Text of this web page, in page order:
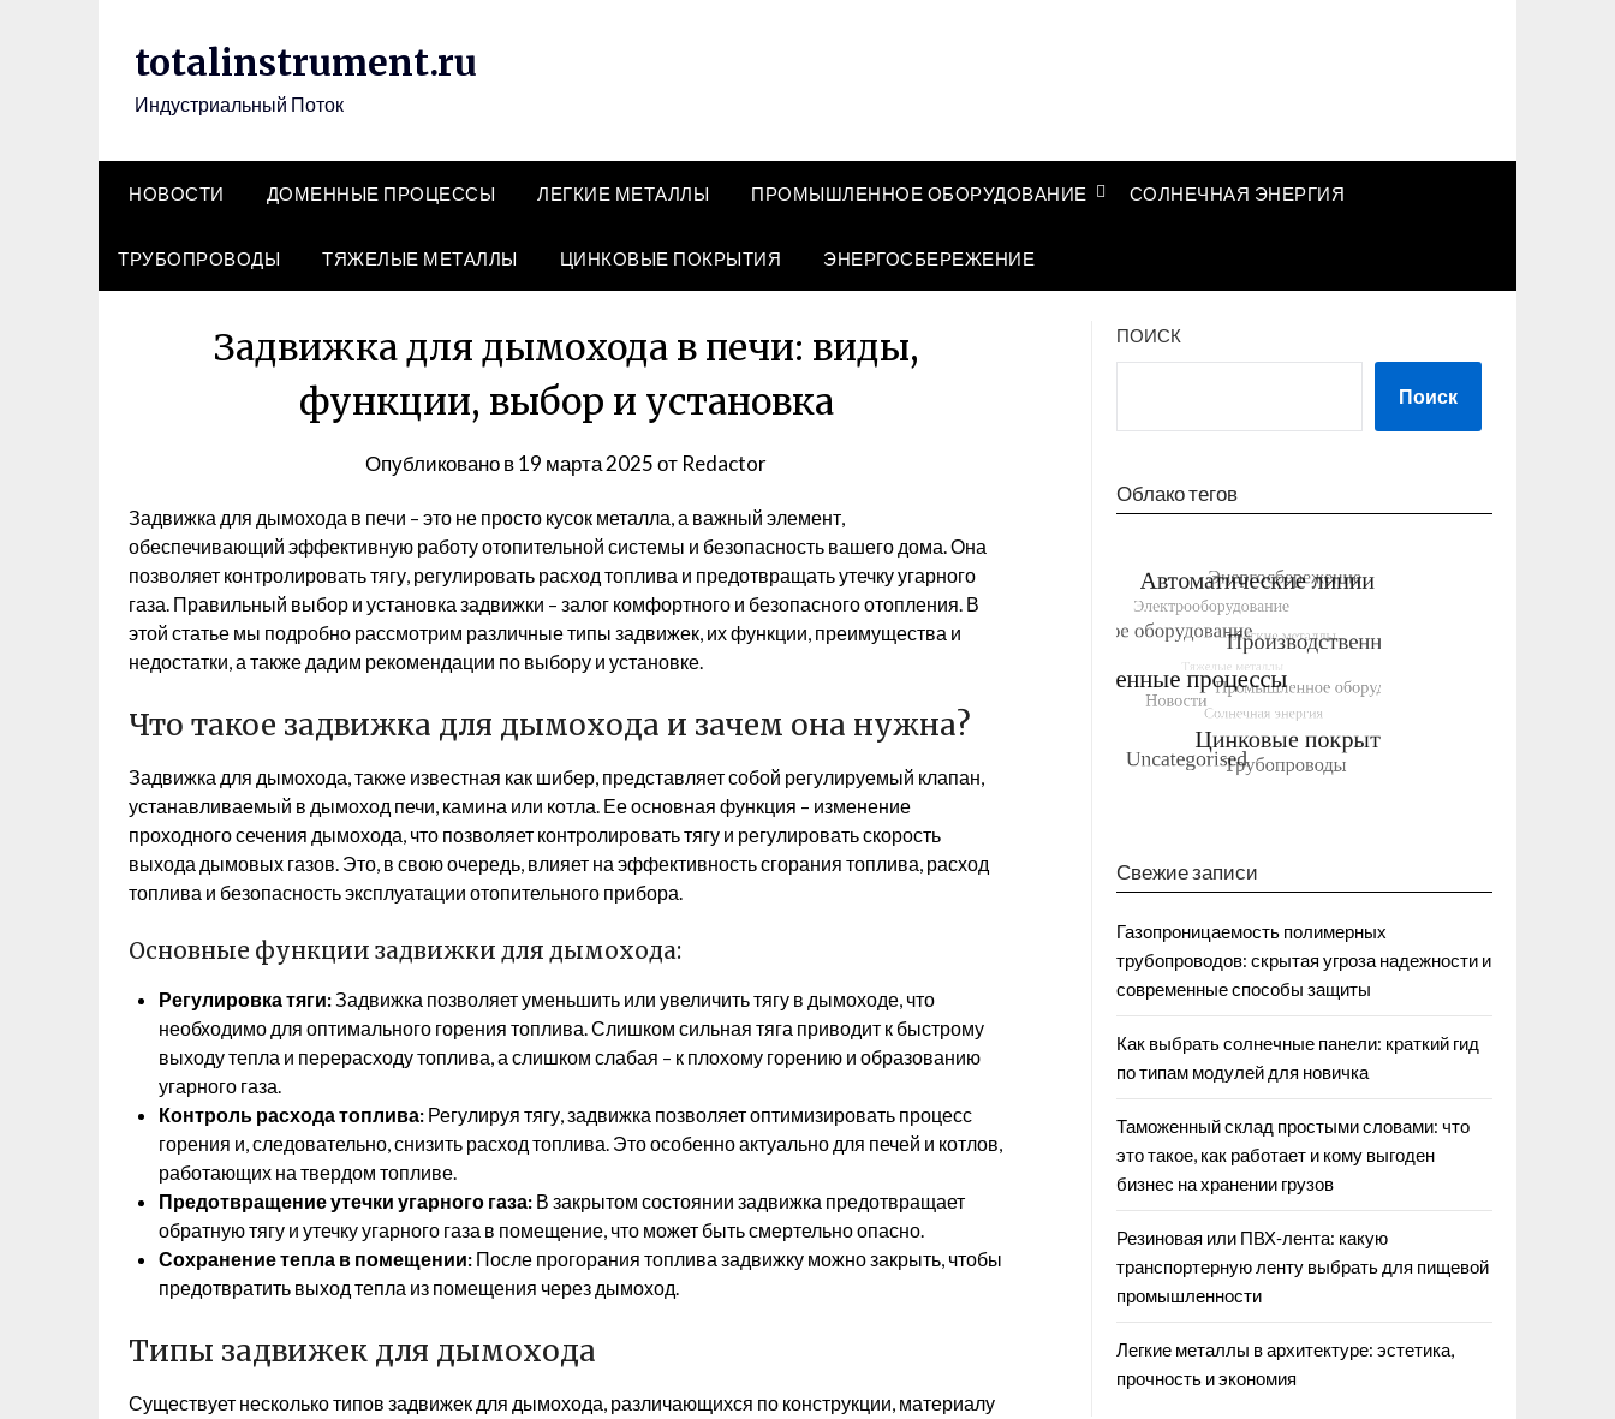
totalinstrument.ru
Индустриальный Поток
НОВОСТИ ДОМЕННЫЕ ПРОЦЕССЫ ЛЕГКИЕ МЕТАЛЛЫ ПРОМЫШЛЕННОЕ ОБОРУДОВАНИЕ СОЛНЕЧНАЯ ЭНЕРГИЯ
ТРУБОПРОВОДЫ ТЯЖЕЛЫЕ МЕТАЛЛЫ ЦИНКОВЫЕ ПОКРЫТИЯ ЭНЕРГОСБЕРЕЖЕНИЕ
Задвижка для дымохода в печи: виды,
функции, выбор и установка
Опубликовано в19 марта 2025от Redactor
Задвижка для дымохода в печи – это не просто кусок металла, а важный элемент,
обеспечивающий эффективную работу отопительной системы и безопасность вашего дома. Она
позволяет контролировать тягу, регулировать расход топлива и предотвращать утечку угарного
газа. Правильный выбор и установка задвижки – залог комфортного и безопасного отопления. В
этой статье мы подробно рассмотрим различные типы задвижек, их функции, преимущества и
недостатки, а также дадим рекомендации по выбору и установке.
Что такое задвижка для дымохода и зачем она нужна?
Задвижка для дымохода, также известная как шибер, представляет собой регулируемый клапан,
устанавливаемый в дымоход печи, камина или котла. Ее основная функция – изменение
проходного сечения дымохода, что позволяет контролировать тягу и регулировать скорость
выхода дымовых газов. Это, в свою очередь, влияет на эффективность сгорания топлива, расход
топлива и безопасность эксплуатации отопительного прибора.
Основные функции задвижки для дымохода:
Регулировка тяги:Задвижка позволяет уменьшить или увеличить тягу в дымоходе, что
необходимо для оптимального горения топлива. Слишком сильная тяга приводит к быстрому
выходу тепла и перерасходу топлива, а слишком слабая – к плохому горению и образованию
угарного газа.
Контроль расхода топлива: Регулируя тягу, задвижка позволяет оптимизировать процесс
горения и, следовательно, снизить расход топлива. Это особенно актуально для печей и котлов,
работающих на твердом топливе.
Предотвращение утечки угарного газа: В закрытом состоянии задвижка предотвращает
обратную тягу и утечку угарного газа в помещение, что может быть смертельно опасно.
Сохранение тепла в помещении: После прогорания топлива задвижку можно закрыть, чтобы
предотвратить выход тепла из помещения через дымоход.
Типы задвижек для дымохода
Существует несколько типов задвижек для дымохода, различающихся по конструкции, материалу
ПОИСК
Поиск
Облако тегов
Свежие записи
Газопроницаемость полимерных
трубопроводов: скрытая угроза надежности и
современные способы защиты
Как выбрать солнечные панели: краткий гид
по типам модулей для новичка
Таможенный склад простыми словами: что
это такое, как работает и кому выгоден
бизнес на хранении грузов
Резиновая или ПВХ‑лента: какую
транспортерную ленту выбрать для пищевой
промышленности
Легкие металлы в архитектуре: эстетика,
прочность и экономия